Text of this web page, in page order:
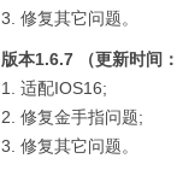
3. 修复其它问题。
版本1.6.7 （更新时间
1. 适配IOS16;
2. 修复金手指问题;
3. 修复其它问题。